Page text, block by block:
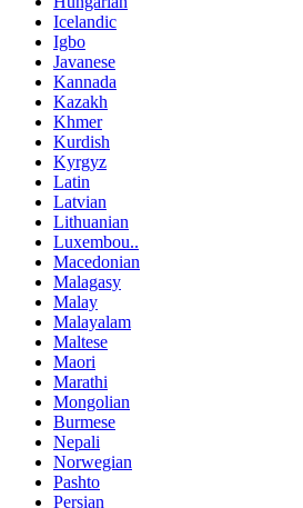
Icelandic
Igbo
Javanese
Kannada
Kazakh
Khmer
Kurdish
Kyrgyz
Latin
Latvian
Lithuanian
Luxembou..
Macedonian
Malagasy
Malay
Malayalam
Maltese
Maori
Marathi
Mongolian
Burmese
Nepali
Norwegian
Pashto
Persian